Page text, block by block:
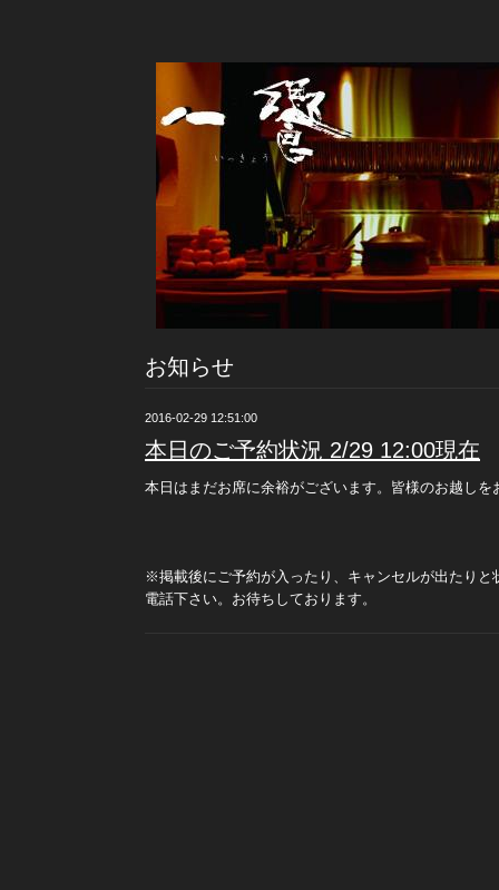
お知らせ
2016-02-29 12:51:00
本日のご予約状況 2/29 12:00現在
本日はまだお席に余裕がございます。皆様のお越しを
※掲載後にご予約が入ったり、キャンセルが出たりと
電話下さい。お待ちしております。